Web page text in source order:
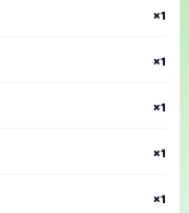
×1
×1
×1
×1
×1